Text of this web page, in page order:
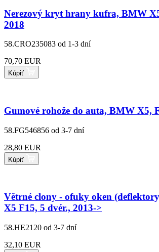
Nerezový kryt hrany kufra, BMW
2018
58.CRO235083 od 1-3 dní
70,70 EUR
Kúpiť
Gumové rohože do auta, BMW X5,
58.FG546856 od 3-7 dní
28,80 EUR
Kúpiť
Větrné clony - ofuky oken
X5 F15, 5 dvér., 2013->
58.HE2120 od 3-7 dní
32,10 EUR